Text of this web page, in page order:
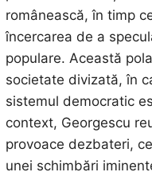
românească, în timp
încercarea de a
populare. Această
societate divizată, în
sistemul democratic
context, Georgescu
provoace dezbateri,
unei schimbări